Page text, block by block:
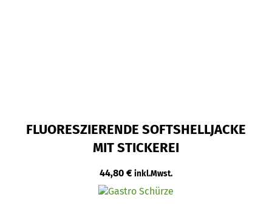
FLUORESZIERENDE SOFTSHELLJACKE
MIT STICKEREI
44,80 € inkl.Mwst.